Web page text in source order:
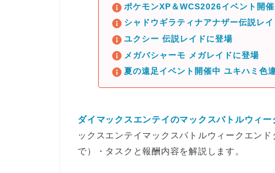
ポケモンXP＆WCS2026イベント開
シャドウギラティナアナザー伝説レ
ユクシー 伝説レイドに登場
メガバシャーモ メガレイドに登場
夏の遠足イベント開催中 ユキハミ色
ダイマックスエンテイのマックスバトルウィー
ックスエンテイマックスバトルウィークエンド
で）・タスクと報酬内容を解説します。